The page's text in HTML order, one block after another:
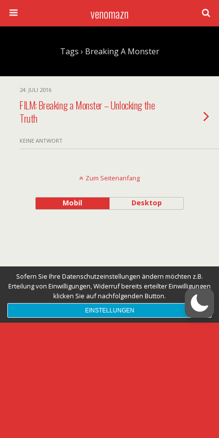
venomazn
Tags › Breaking A Monster
24. JULI 2016
FILM: Breaking a Monster – Unlocking the
Truth
KEINE ANTWORT
Zum Seitenanfang
Mobil Desktop
Sofern Sie Ihre Datenschutzeinstellungen ändern möchten z.B.
Erteilung von Einwilligungen, Widerruf bereits erteilter Einwilligungen
klicken Sie auf nachfolgenden Button.
EINSTELLUNGEN